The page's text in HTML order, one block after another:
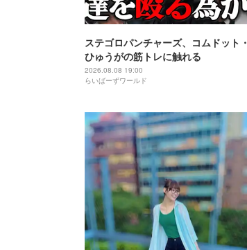
ステゴロパンチャーズ、コムドット・
ひゅうがの筋トレに触れる
2026.08.08 19:00
らいばーずワールド